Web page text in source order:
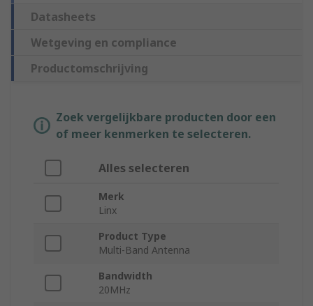
Datasheets
Wetgeving en compliance
Productomschrijving
Zoek vergelijkbare producten door een
of meer kenmerken te selecteren.
Alles selecteren
Merk
Linx
Product Type
Multi-Band Antenna
Bandwidth
20MHz